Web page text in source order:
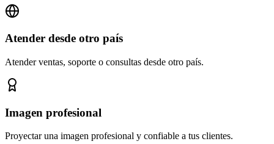
Atender desde otro país
Atender ventas, soporte o consultas desde otro país.
Imagen profesional
Proyectar una imagen profesional y confiable a tus clientes.